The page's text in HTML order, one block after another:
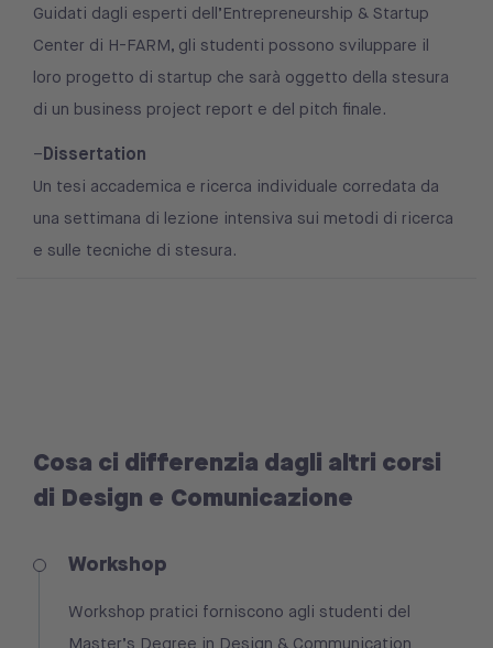
Guidati dagli esperti dell’Entrepreneurship & Startup
Center di H-FARM, gli studenti possono sviluppare il
loro progetto di startup che sarà oggetto della stesura
di un business project report e del pitch finale.
–Dissertation
Un tesi accademica e ricerca individuale corredata da
una settimana di lezione intensiva sui metodi di ricerca
e sulle tecniche di stesura.
Cosa ci differenzia dagli altri corsi
di Design e Comunicazione
Workshop
Workshop pratici forniscono agli studenti del